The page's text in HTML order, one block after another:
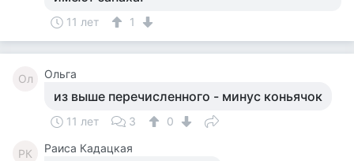
11 лет 1
Ол Ольга
из выше перечисленного - минус коньячок
11 лет 3 0
РК Раиса Кадацкая